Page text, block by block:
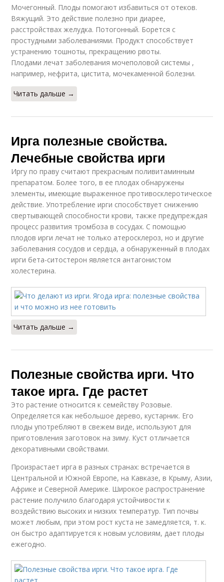
Мочегонный. Плоды помогают избавиться от отеков.
Вяжущий. Это действие полезно при диарее,
расстройствах желудка. Потогонный. Борется с
простудными заболеваниями. Продукт способствует
устранению тошноты, прекращению рвоты.
Плодами лечат заболевания мочеполовой системы ,
например, нефрита, цистита, мочекаменной болезни.
Читать дальше →
Ирга полезные свойства.
Лечебные свойства ирги
Иргу по праву считают прекрасным поливитаминным
препаратом. Более того, в ее плодах обнаружены
элементы, имеющие выраженное противосклеротическое
действие. Употребление ирги способствует снижению
свертывающей способности крови, также предупреждая
процесс развития тромбоза в сосудах. С помощью
плодов ирги лечат не только атеросклероз, но и другие
заболевания сосудов и сердца, а обнаруженный в плодах
ирги бета-ситостерон является антагонистом
холестерина.
Читать дальше →
Полезные свойства ирги. Что
такое ирга. Где растет
Это растение относится к семейству Розовые.
Определяется как небольшое дерево, кустарник. Его
плоды употребляют в свежем виде, используют для
приготовления заготовок на зиму. Куст отличается
декоративными свойствами.
Произрастает ирга в разных странах: встречается в
Центральной и Южной Европе, на Кавказе, в Крыму, Азии,
Африке и Северной Америке. Широкое распространение
растение получило благодаря устойчивости к
воздействию высоких и низких температур. Тип почвы
может любым, при этом рост куста не замедляется, т. к.
он быстро адаптируется к новым условиям, дает плоды
ежегодно.